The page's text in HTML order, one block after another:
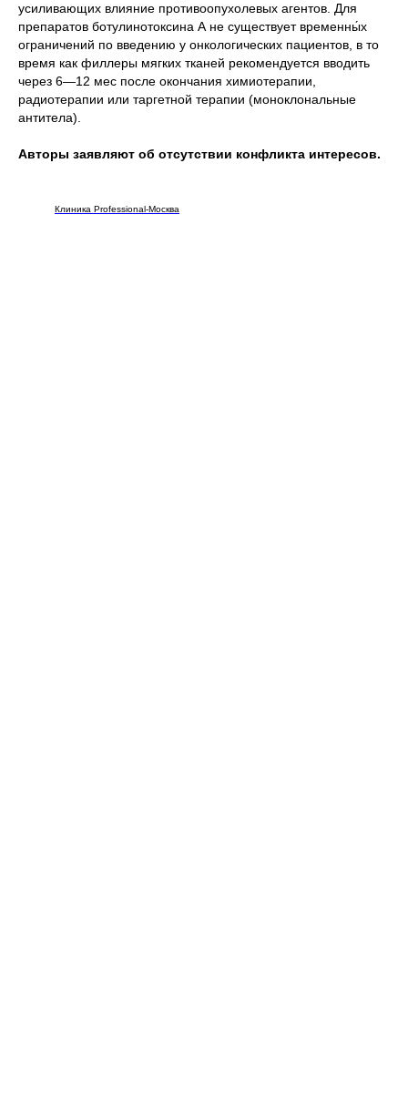
усиливающих влияние противоопухолевых агентов. Для
препаратов ботулинотоксина А не существует временны́х
ограничений по введению у онкологических пациентов, в то
время как филлеры мягких тканей рекомендуется вводить
через 6—12 мес после окончания химиотерапии,
радиотерапии или таргетной терапии (моноклональные
антитела).
Авторы заявляют об отсутствии конфликта интересов.
Клиника Professional-Москва